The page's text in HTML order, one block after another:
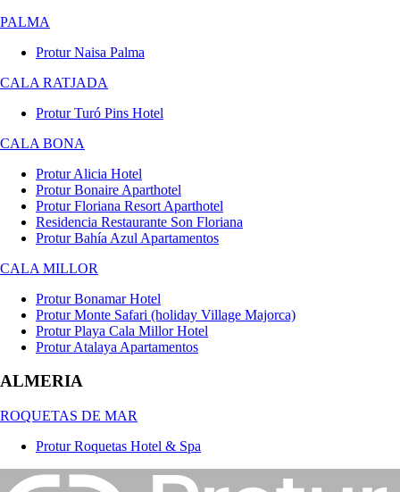
PALMA
Protur Naisa Palma
CALA RATJADA
Protur Turó Pins Hotel
CALA BONA
Protur Alicia Hotel
Protur Bonaire Aparthotel
Protur Floriana Resort Aparthotel
Residencia Restaurante Son Floriana
Protur Bahía Azul Apartamentos
CALA MILLOR
Protur Bonamar Hotel
Protur Monte Safari (holiday Village Majorca)
Protur Playa Cala Millor Hotel
Protur Atalaya Apartamentos
ALMERIA
ROQUETAS DE MAR
Protur Roquetas Hotel & Spa